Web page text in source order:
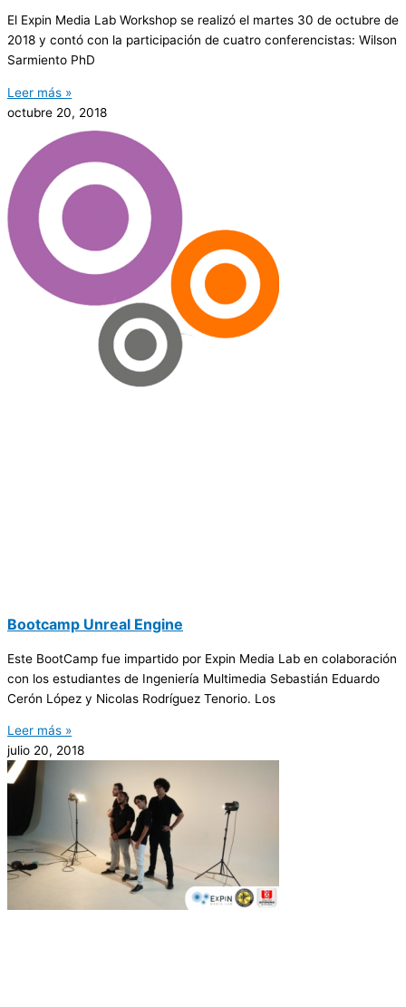
El Expin Media Lab Workshop se realizó el martes 30 de octubre de
2018 y contó con la participación de cuatro conferencistas: Wilson
Sarmiento PhD
Leer más »
octubre 20, 2018
Bootcamp Unreal Engine
Este BootCamp fue impartido por Expin Media Lab en colaboración
con los estudiantes de Ingeniería Multimedia Sebastián Eduardo
Cerón López y Nicolas Rodríguez Tenorio. Los
Leer más »
julio 20, 2018